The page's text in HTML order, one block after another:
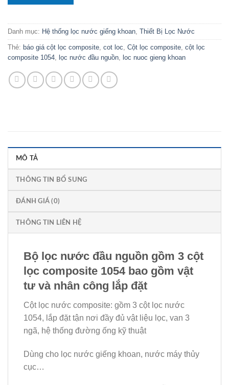
Danh mục: Hệ thống lọc nước giếng khoan Thiết Bị Lọc Nước
Thẻ: báo giá cột lọc composite cot loc Cột lọc composite cột lọc
composite 1054 lọc nước đầu nguồn loc nuoc gieng khoan
MÔ TẢ
THÔNG TIN BỔ SUNG
ĐÁNH GIÁ (0)
THÔNG TIN LIÊN HỆ
Bộ lọc nước đầu nguồn gồm 3 cột
lọc composite 1054 bao gồm vật
tư và nhân công lắp đặt
Cột lọc nước composite: gồm 3 cột lọc nước
1054, lắp đặt tận nơi đầy đủ vật liệu lọc, van 3
ngã, hệ thống đường ống kỹ thuật
Dùng cho lọc nước giếng khoan, nước máy thủy
cục…